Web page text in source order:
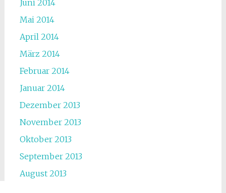
Juni 2014
Mai 2014
April 2014
März 2014
Februar 2014
Januar 2014
Dezember 2013
November 2013
Oktober 2013
September 2013
August 2013